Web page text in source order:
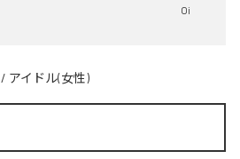
Oi
/ アイドル(女性)